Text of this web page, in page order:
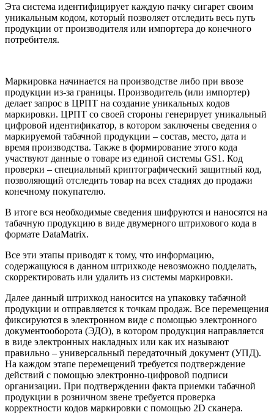
Эта система идентифицирует каждую пачку сигарет своим
уникальным кодом, который позволяет отследить весь путь
продукции от производителя или импортера до конечного
потребителя.
Маркировка начинается на производстве либо при ввозе
продукции из-за границы. Производитель (или импортер)
делает запрос в ЦРПТ на создание уникальных кодов
маркировки. ЦРПТ со своей стороны генерирует уникальный
цифровой идентификатор, в котором заключены сведения о
маркируемой табачной продукции – состав, место, дата и
время производства. Также в формирование этого кода
участвуют данные о товаре из единой системы GS1. Код
проверки – специальный криптографический защитный код,
позволяющий отследить товар на всех стадиях до продажи
конечному покупателю.
В итоге вся необходимые сведения шифруются и наносятся на
табачную продукцию в виде двумерного штрихового кода в
формате DataMatrix.
Все эти этапы приводят к тому, что информацию,
содержащуюся в данном штрихкоде невозможно подделать,
скорректировать или удалить из системы маркировки.
Далее данный штрихкод наносится на упаковку табачной
продукции и отправляется к точкам продаж. Все перемещения
фиксируются в электронном виде с помощью электронного
документооборота (ЭДО), в котором продукция направляется
в виде электронных накладных или как их называют
правильно – универсальный передаточный документ (УПД).
На каждом этапе перемещений требуется подтверждение
действий с помощью электронно-цифровой подписи
организации. При подтверждении факта приемки табачной
продукции в розничном звене требуется проверка
корректности кодов маркировки с помощью 2D сканера.